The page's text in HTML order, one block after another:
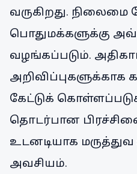
வருகிறது.
பொதுமக்களுக்கு
வழங்கப்படும்.
அறிவிப்புகளுக்காக
கேட்டுக்
தொடர்பான
உடனடியாக
அவசியம்.